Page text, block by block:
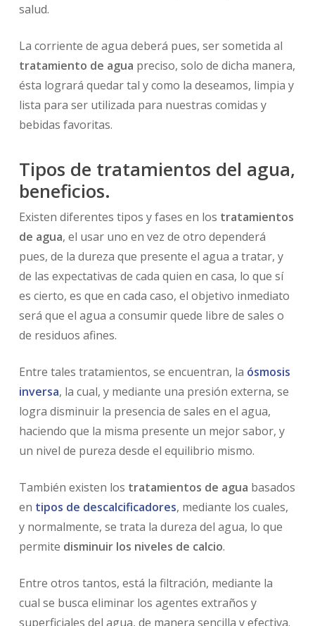
salud.
La corriente de agua deberá pues, ser sometida al
tratamiento de agua preciso, solo de dicha manera,
ésta logrará quedar tal y como la deseamos, limpia y
lista para ser utilizada para nuestras comidas y
bebidas favoritas.
Tipos de tratamientos del agua,
beneficios.
Existen diferentes tipos y fases en los tratamientos
de agua, el usar uno en vez de otro dependerá
pues, de la dureza que presente el agua a tratar, y
de las expectativas de cada quien en casa, lo que sí
es cierto, es que en cada caso, el objetivo inmediato
será que el agua a consumir quede libre de sales o
de residuos afines.
Entre tales tratamientos, se encuentran, la ósmosis
inversa, la cual, y mediante una presión externa, se
logra disminuir la presencia de sales en el agua,
haciendo que la misma presente un mejor sabor, y
un nivel de pureza desde el equilibrio mismo.
También existen los tratamientos de agua basados
en tipos de descalcificadores, mediante los cuales,
y normalmente, se trata la dureza del agua, lo que
permite disminuir los niveles de calcio.
Entre otros tantos, está la filtración, mediante la
cual se busca eliminar los agentes extraños y
superficiales del agua, de manera sencilla y efectiva.